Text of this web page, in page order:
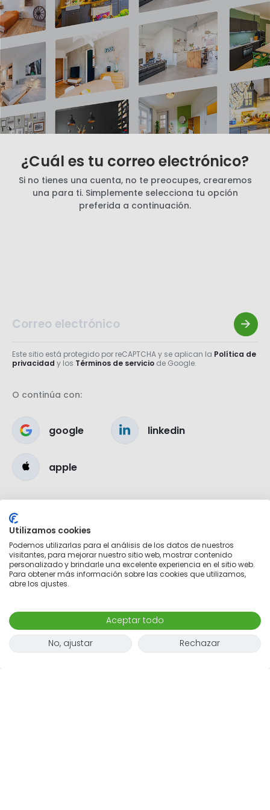
¿Cuál es tu correo electrónico?
Si no tienes una cuenta, no te preocupes, crearemos
una para ti. Simplemente selecciona tu opción
preferida a continuación.
Este sitio está protegido por reCAPTCHA y se aplican la Política de
privacidad y los Términos de servicio de Google.
O continúa con:
google linkedin
apple
Utilizamos cookies
Podemos utilizarlas para el análisis de los datos de nuestros
visitantes, para mejorar nuestro sitio web, mostrar contenido
personalizado y brindarle una excelente experiencia en el sitio web.
Para obtener más información sobre las cookies que utilizamos,
abre los ajustes.
Aceptar todo
No, ajustar
Rechazar